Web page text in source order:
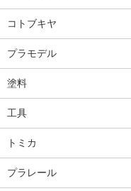
コトブキヤ
プラモデル
塗料
工具
トミカ
プラレール